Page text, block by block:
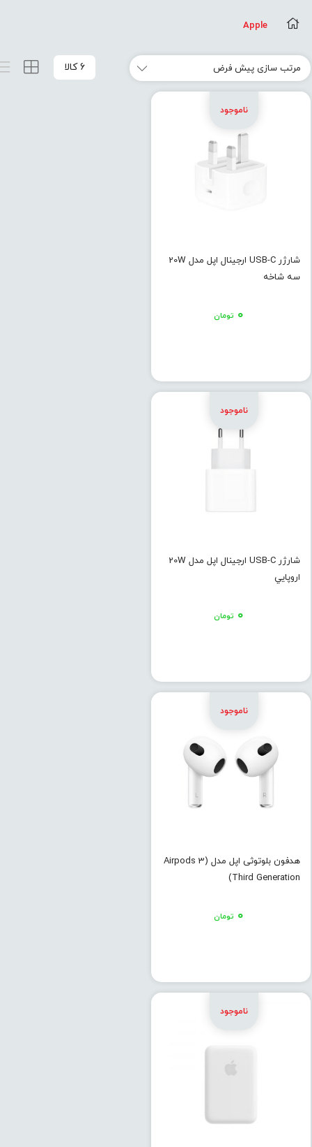
Apple
6 کالا
شارژر USB-C ارجینال اپل مدل 20W
سه شاخه
۰ تومان
شارژر USB-C ارجینال اپل مدل 20W
اروپايي
۰ تومان
هدفون بلوتوثی اپل مدل (Airpods 3
(Third Generation
۰ تومان